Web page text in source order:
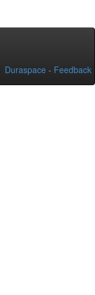
Duraspace - Feedback